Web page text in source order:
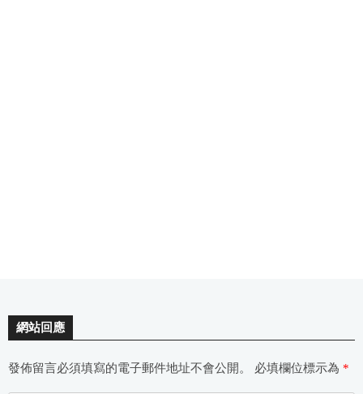
網站回應
發佈留言必須填寫的電子郵件地址不會公開。 必填欄位標示為 *